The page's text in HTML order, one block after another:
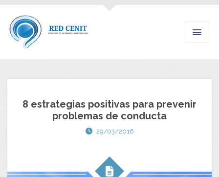
8 estrategias positivas para prevenir
problemas de conducta
29/03/2016